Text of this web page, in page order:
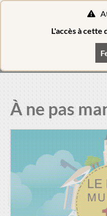
L'accès à cette
À ne pas